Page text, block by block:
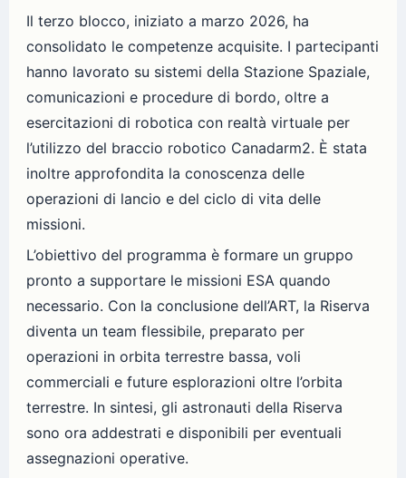
Il terzo blocco, iniziato a marzo 2026, ha
consolidato le competenze acquisite. I partecipanti
hanno lavorato su sistemi della Stazione Spaziale,
comunicazioni e procedure di bordo, oltre a
esercitazioni di robotica con realtà virtuale per
l’utilizzo del braccio robotico Canadarm2. È stata
inoltre approfondita la conoscenza delle
operazioni di lancio e del ciclo di vita delle
missioni.
L’obiettivo del programma è formare un gruppo
pronto a supportare le missioni ESA quando
necessario. Con la conclusione dell’ART, la Riserva
diventa un team flessibile, preparato per
operazioni in orbita terrestre bassa, voli
commerciali e future esplorazioni oltre l’orbita
terrestre. In sintesi, gli astronauti della Riserva
sono ora addestrati e disponibili per eventuali
assegnazioni operative.